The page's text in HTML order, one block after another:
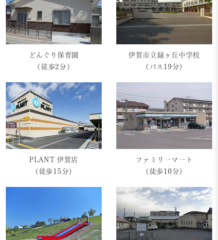
どんぐり保育園
（徒歩2分）
伊賀市立緑ヶ丘中学校
（バス19分）
PLANT 伊賀店
（徒歩15分）
ファミリーマート
（徒歩10分）